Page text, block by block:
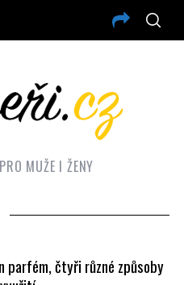
MUŽE I ŽENY
parfém, čtyři různé způsoby